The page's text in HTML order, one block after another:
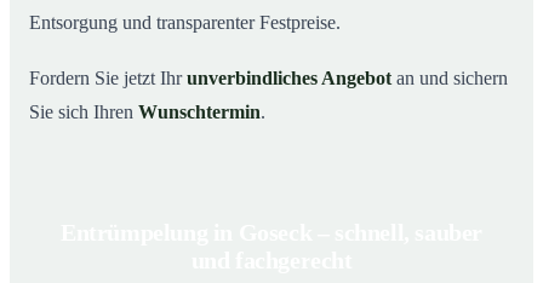
Entsorgung und transparenter Festpreise.
Fordern Sie jetzt Ihrunverbindliches Angebot an und sichern
Sie sich Ihren Wunschtermin.